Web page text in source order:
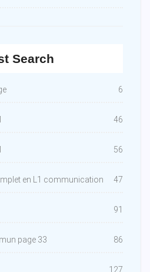
Search
6
46
56
en L1 communication 47
91
page 33 86
127